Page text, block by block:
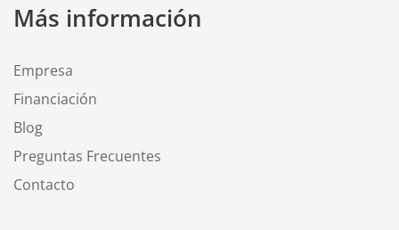
Más información
Empresa
Financiación
Blog
Preguntas Frecuentes
Contacto